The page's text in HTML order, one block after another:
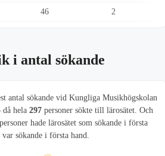
46 2
i antal sökande
antal sökande vid Kungliga Musikhögskolan
då hela 297 personer sökte till lärosätet. Och
hade lärosätet som sökande i första
var sökande i första hand.